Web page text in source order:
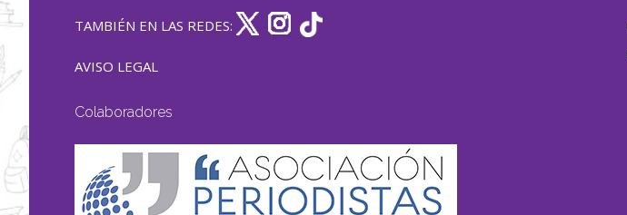
TAMBIÉN EN LAS REDES:
AVISO LEGAL
Colaboradores